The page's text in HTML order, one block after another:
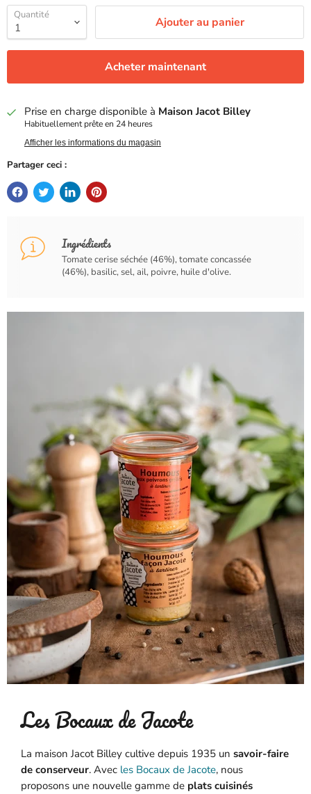
Quantité Ajouter au panier
Acheter maintenant
Prise en charge disponible à Maison Jacot Billey
Habituellement prête en 24 heures
Afficher les informations du magasin
Partager ceci :
Ingrédients
Tomate cerise séchée (46%), tomate concassée
(46%), basilic, sel, ail, poivre, huile d'olive.
Les Bocaux de Jacote
La maison Jacot Billey cultive depuis 1935 un savoir-faire
de conserveur. Avec les Bocaux de Jacote, nous
proposons une nouvelle gamme de plats cuisinés